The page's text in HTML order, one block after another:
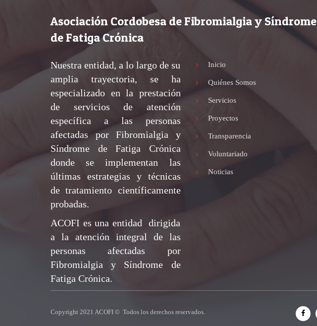
Asociación Cordobesa de Fibromialgia y Síndrome
de Fatiga Crónica
Nuestra entidad, a lo largo de su
amplia trayectoria, se ha
especializado en la prestación
de servicios de atención
específica a las personas
afectadas por Fibromialgia y
Síndrome de Fatiga Crónica
donde se implementan las
últimas estrategias y técnicas
de tratamiento científicamente
probadas.
ACOFI es una entidad dirigida
a la atención integral de las
personas afectadas por
Fibromialgia y Síndrome de
Fatiga Crónica.
Inicio
Quiénes Somos
Servicios
Proyectos
Transparencia
Voluntariado
Noticias
Copyright 2021 ACOFI © Todos los derechos reservados.